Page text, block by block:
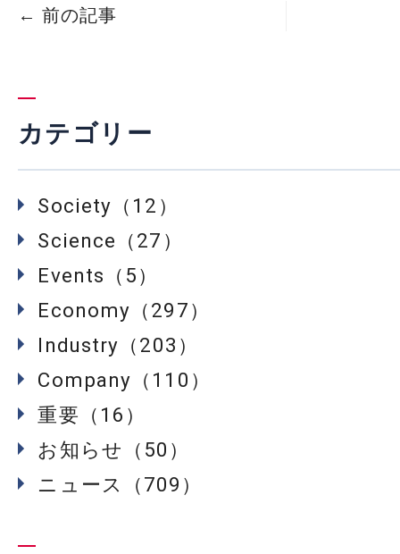
← 前の記事
カテゴリー
Society（12）
Science（27）
Events（5）
Economy（297）
Industry（203）
Company（110）
重要（16）
お知らせ（50）
ニュース（709）